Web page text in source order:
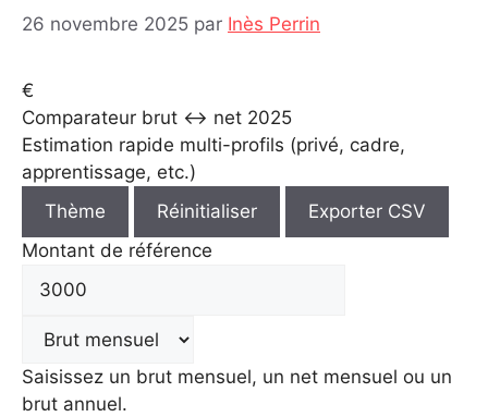
26 novembre 2025 par Inès Perrin
€
Comparateur brut ↔ net 2025
Estimation rapide multi-profils (privé, cadre,
apprentissage, etc.)
Thème
Réinitialiser
Exporter CSV
Montant de référence
Saisissez un brut mensuel, un net mensuel ou un
brut annuel.